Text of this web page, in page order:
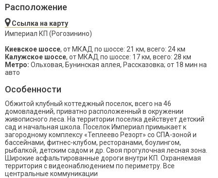
Расположение
Ссылка на карту
Империал КП (Рогозинино)
Киевское шоссе, от МКАД по шоссе: 21 км, всего: 24 км
Калужское шоссе, от МКАД по шоссе: 17 км, всего: 28 км
Метро: Ольховая, Бунинская аллея, Рассказовка; от 18 мин на
авто
Особенности
Обжитой клубный коттеджный поселок, всего на 46
домовладений, приватно расположенный в окружении
живописного леса. На территории поселка действует детский
сад и начальная школа. Поселок Империал примыкает к
загородному комплексу «Теплеево Резорт» со СПА-зоной и
бассейнами, фитнес-клубом, ресторанами, боулингом,
рыбалкой, детским садом и др. Своя прогулочная лесная зона.
Широкие асфальтированные дороги внутри КП. Охраняемая
территория с видеонаблюдением по периметру. Все
центральные коммуникации